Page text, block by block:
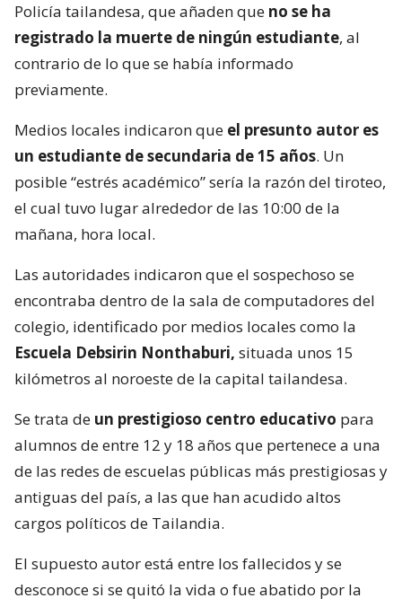
Policía tailandesa, que añaden que no se ha
registrado la muerte de ningún estudiante, al
contrario de lo que se había informado
previamente.
Medios locales indicaron que el presunto autor es
un estudiante de secundaria de 15 años. Un
posible “estrés académico” sería la razón del tiroteo,
el cual tuvo lugar alrededor de las 10:00 de la
mañana, hora local.
Las autoridades indicaron que el sospechoso se
encontraba dentro de la sala de computadores del
colegio, identificado por medios locales como la
Escuela Debsirin Nonthaburi, situada unos 15
kilómetros al noroeste de la capital tailandesa.
Se trata de un prestigioso centro educativo para
alumnos de entre 12 y 18 años que pertenece a una
de las redes de escuelas públicas más prestigiosas y
antiguas del país, a las que han acudido altos
cargos políticos de Tailandia.
El supuesto autor está entre los fallecidos y se
desconoce si se quitó la vida o fue abatido por la